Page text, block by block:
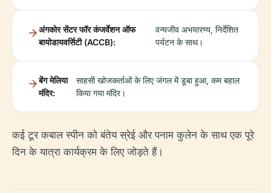
अंगकोर सेंटर फॉर कंजर्वेशन ऑफ
बायोडायवर्सिटी (ACCB):
वन्यजीव अभयारण्य, निर्देशित
पर्यटन के साथ।
बेंग मेलिया
मंदिर:
साहसी खोजकर्ताओं के लिए जंगल में डूबा हुआ, कम बहाल
किया गया मंदिर।
कई टूर कबाल स्पीन को बंतेय स्रेई और पनाम कुलेन के साथ एक पूरे
दिन के यात्रा कार्यक्रम के लिए जोड़ते हैं।